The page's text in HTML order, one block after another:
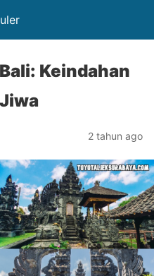
Keindahan
2 tahun ago